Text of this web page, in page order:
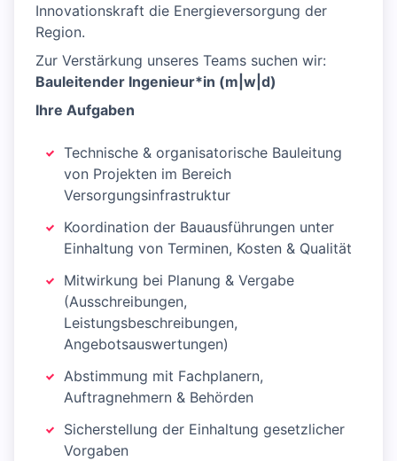
Innovationskraft die Energieversorgung der
Region.
Zur Verstärkung unseres Teams suchen wir:
Bauleitender Ingenieur*in (m|w|d)
Ihre Aufgaben
Technische & organisatorische Bauleitung
von Projekten im Bereich
Versorgungsinfrastruktur
Koordination der Bauausführungen unter
Einhaltung von Terminen, Kosten & Qualität
Mitwirkung bei Planung & Vergabe
(Ausschreibungen,
Leistungsbeschreibungen,
Angebotsauswertungen)
Abstimmung mit Fachplanern,
Auftragnehmern & Behörden
Sicherstellung der Einhaltung gesetzlicher
Vorgaben